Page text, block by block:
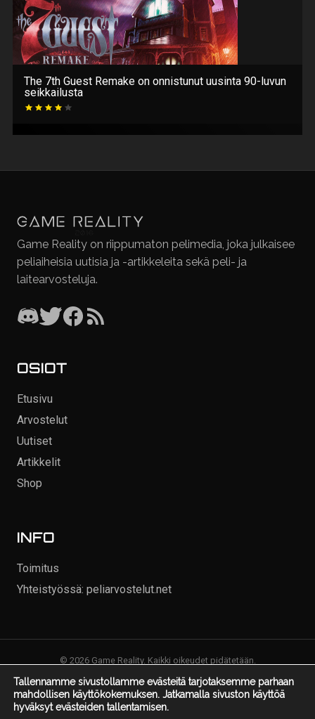
The 7th Guest Remake on onnistunut uusinta 90-luvun
seikkailusta
Tallennamme sivustollamme evästeitä tarjotaksemme parhaan
mahdollisen käyttökokemuksen. Jatkamalla sivuston käyttöä
hyväksyt evästeiden tallentamisen.
Game Reality on riippumaton pelimedia, joka julkaisee
peliaiheisia uutisia ja -artikkeleita sekä peli- ja
laitearvosteluja.
OSIOT
Etusivu
Arvostelut
Uutiset
Artikkelit
Shop
INFO
Toimitus
Yhteistyössä: peliarvostelut.net
© 2026 Game Reality. Kaikki oikeudet pidätetään.